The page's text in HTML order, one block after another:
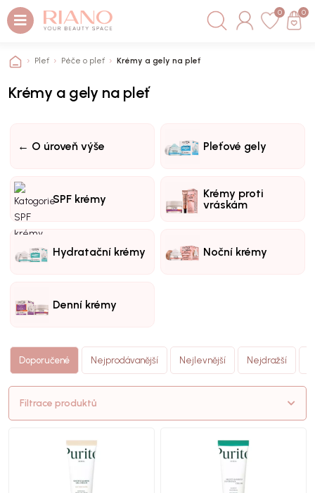
0 0
Pleť Péče o pleť Krémy a gely na pleť
Krémy a gely na pleť
← O úroveň výše Pleťové gely
SPF krémy
Krémy proti
vráskám
Hydratační krémy Noční krémy
Denní krémy
Doporučené Nejprodávanější Nejlevnější Nejdražší
Filtrace produktů